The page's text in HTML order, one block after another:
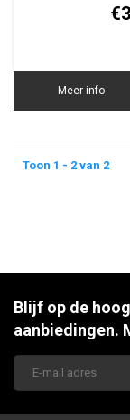
Meer info
Toon 1 - 2 van 2
Blijf op de
aanbiedingen.